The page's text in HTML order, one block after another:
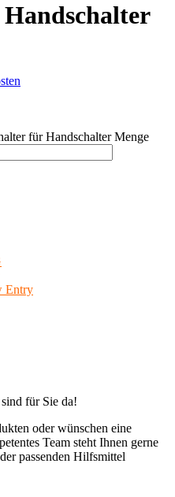
für Handschalter Menge
Entry
für Sie da!
oder wünschen eine
Team steht Ihnen gerne
passenden Hilfsmittel